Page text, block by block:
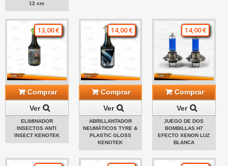
12 cm
13,00 €
Comprar
Ver
ELIMINADOR
INSECTOS ANTI
INSECT KENOTEK
14,00 €
Comprar
Ver
ABRILLANTADOR
NEUMÁTICOS TYRE &
PLASTIC GLOSS
KENOTEK
14,00 €
Comprar
Ver
JUEGO DE DOS
BOMBILLAS H7
EFECTO XENON LUZ
BLANCA